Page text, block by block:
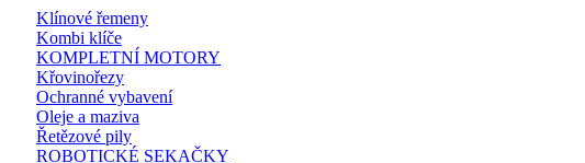
Klínové řemeny
Kombi klíče
KOMPLETNÍ MOTORY
Křovinořezy
Ochranné vybavení
Oleje a maziva
Řetězové pily
ROBOTICKÉ SEKAČKY